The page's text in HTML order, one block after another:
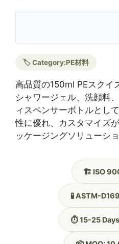
🏷️ Category:PE材料
高品質の150ml PEスクイ
シャワージェル、洗顔料
ィスペンサーボトルとし
性に優れ、カスタマイズ
ッケージングソリューシ
🏗️ ISO
🧪 ASTM-
⏱️ 15-25